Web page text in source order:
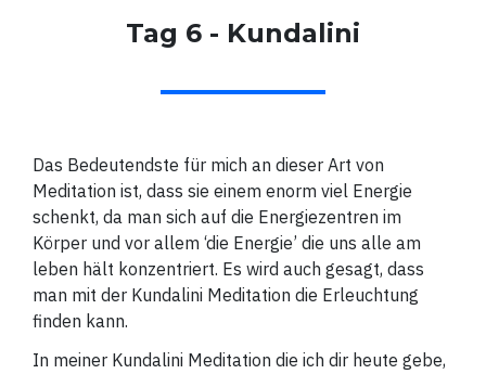
Tag 6 - Kundalini
Das Bedeutendste für mich an dieser Art von
Meditation ist, dass sie einem enorm viel Energie
schenkt, da man sich auf die Energiezentren im
Körper und vor allem ‘die Energie’ die uns alle am
leben hält konzentriert. Es wird auch gesagt, dass
man mit der Kundalini Meditation die Erleuchtung
finden kann.
In meiner Kundalini Meditation die ich dir heute gebe,